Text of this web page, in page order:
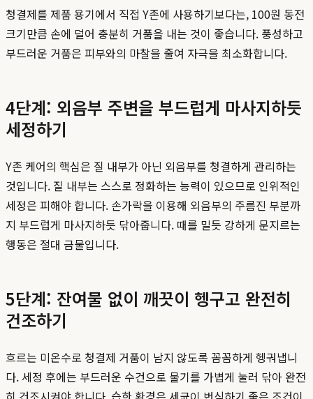
청결제를 제품 용기에서 직접 Y존에 사용하기보다는, 100원 동전
크기만큼 손에 덜어 충분히 거품을 내는 것이 좋습니다. 풍성하고
부드러운 거품은 피부와의 마찰을 줄여 자극을 최소화합니다.
4단계: 외음부 주변을 부드럽게 마사지하듯
세정하기
Y존 케어의 핵심은 질 내부가 아닌 외음부를 청결하게 관리하는
것입니다. 질 내부는 스스로 정화하는 능력이 있으므로 인위적인
세정은 피해야 합니다. 손가락을 이용해 외음부의 주름진 부분까
지 부드럽게 마사지하듯 닦아줍니다. 때를 밀듯 강하게 문지르는
행동은 절대 금물입니다.
5단계: 잔여물 없이 깨끗이 헹구고 완전히
건조하기
흐르는 미온수로 청결제 거품이 남지 않도록 꼼꼼하게 헹궈냅니
다. 세정 후에는 부드러운 수건으로 물기를 가볍게 눌러 닦아 완전